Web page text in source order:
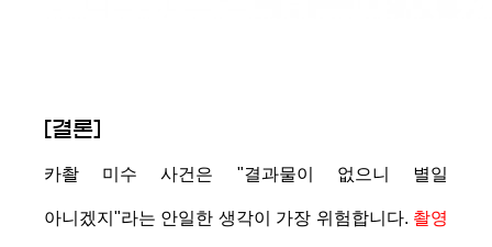
[결론]
카촬 미수 사건은 "결과물이 없으니 별일
아니겠지"라는 안일한 생각이 가장 위험합니다. 촬영